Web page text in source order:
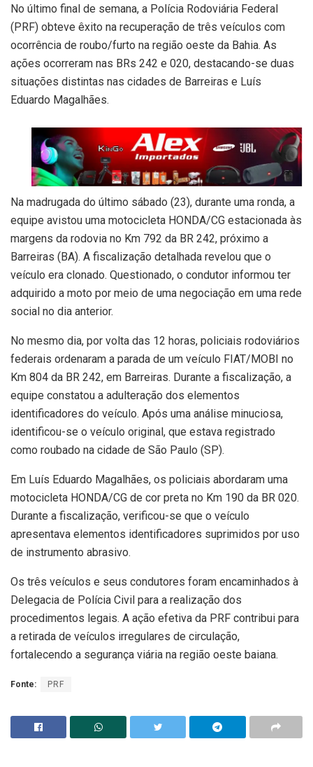
No último final de semana, a Polícia Rodoviária Federal
(PRF) obteve êxito na recuperação de três veículos com
ocorrência de roubo/furto na região oeste da Bahia. As
ações ocorreram nas BRs 242 e 020, destacando-se duas
situações distintas nas cidades de Barreiras e Luís
Eduardo Magalhães.
Na madrugada do último sábado (23), durante uma ronda, a
equipe avistou uma motocicleta HONDA/CG estacionada às
margens da rodovia no Km 792 da BR 242, próximo a
Barreiras (BA). A fiscalização detalhada revelou que o
veículo era clonado. Questionado, o condutor informou ter
adquirido a moto por meio de uma negociação em uma rede
social no dia anterior.
No mesmo dia, por volta das 12 horas, policiais rodoviários
federais ordenaram a parada de um veículo FIAT/MOBI no
Km 804 da BR 242, em Barreiras. Durante a fiscalização, a
equipe constatou a adulteração dos elementos
identificadores do veículo. Após uma análise minuciosa,
identificou-se o veículo original, que estava registrado
como roubado na cidade de São Paulo (SP).
Em Luís Eduardo Magalhães, os policiais abordaram uma
motocicleta HONDA/CG de cor preta no Km 190 da BR 020.
Durante a fiscalização, verificou-se que o veículo
apresentava elementos identificadores suprimidos por uso
de instrumento abrasivo.
Os três veículos e seus condutores foram encaminhados à
Delegacia de Polícia Civil para a realização dos
procedimentos legais. A ação efetiva da PRF contribui para
a retirada de veículos irregulares de circulação,
fortalecendo a segurança viária na região oeste baiana.
Fonte: PRF